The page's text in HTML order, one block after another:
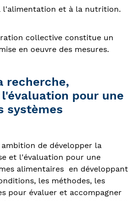
l'alimentation et à la nutrition.
collective constitue un
en oeuvre des mesures.
recherche,
pour une
systèmes
ambition de développer la
et l'évaluation pour une
alimentaires en développant
les méthodes, les
pour évaluer et accompagner